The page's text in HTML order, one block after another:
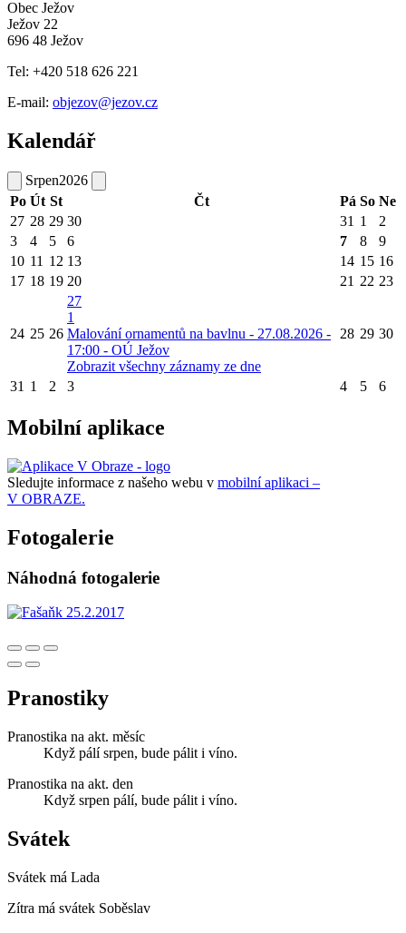
Obec Ježov
Ježov 22
696 48 Ježov
Tel: +420 518 626 221
E-mail: objezov@jezov.cz
Kalendář
Srpen2026
Po Út St Čt Pá So Ne
27 28 29 30 31 1
2
3
4 5 6 7 8
9
10 11 12 13 14 15 16
17 18 19 20 21 22 23
24 25 26
27
1
Malování ornamentů na bavlnu - 27.08.2026 -
17:00 - OÚ Ježov
Zobrazit všechny záznamy ze dne
28 29 30
31 1 2 3 4 5 6
Mobilní aplikace
Sledujte informace z našeho webu v mobilní aplikaci –
V OBRAZE.
Fotogalerie
Náhodná fotogalerie
Pranostiky
Pranostika na akt. měsíc
Když pálí srpen, bude pálit i víno.
Pranostika na akt. den
Když srpen pálí, bude pálit i víno.
Svátek
Svátek má Lada
Zítra má svátek Soběslav